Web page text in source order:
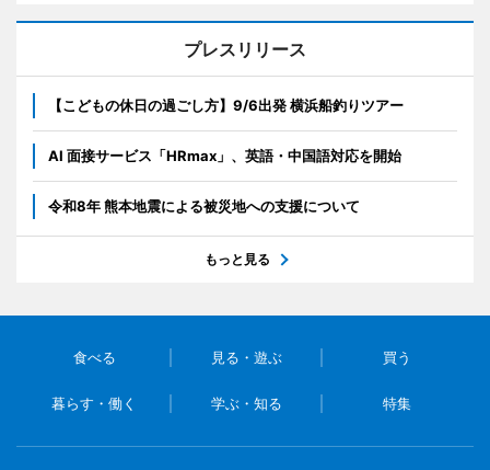
プレスリリース
【こどもの休日の過ごし方】9/6出発 横浜船釣りツアー
AI 面接サービス「HRmax」、英語・中国語対応を開始
令和8年 熊本地震による被災地への支援について
もっと見る
食べる 見る・遊ぶ 買う
暮らす・働く 学ぶ・知る 特集